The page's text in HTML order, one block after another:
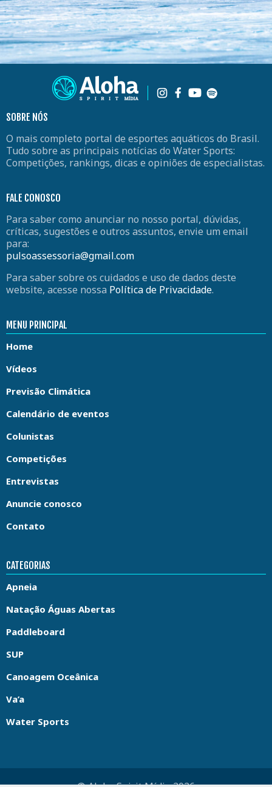
SOBRE NÓS
O mais completo portal de esportes aquáticos do Brasil.
Tudo sobre as principais notícias do Water Sports:
Competições, rankings, dicas e opiniões de especialistas.
FALE CONOSCO
Para saber como anunciar no nosso portal, dúvidas,
críticas, sugestões e outros assuntos, envie um email
para:
pulsoassessoria@gmail.com
Para saber sobre os cuidados e uso de dados deste
website, acesse nossa Política de Privacidade.
MENU PRINCIPAL
Home
Vídeos
Previsão Climática
Calendário de eventos
Colunistas
Competições
Entrevistas
Anuncie conosco
Contato
CATEGORIAS
Apneia
Natação Águas Abertas
Paddleboard
SUP
Canoagem Oceânica
Va’a
Water Sports